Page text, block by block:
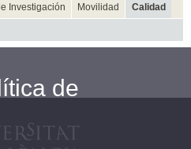
Investigación Movilidad Calidad
de